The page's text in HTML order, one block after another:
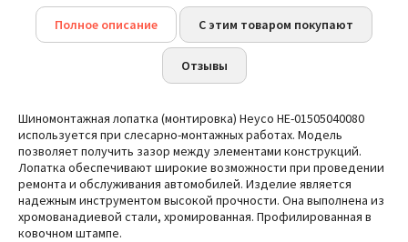
Полное описание С этим товаром покупают
Отзывы
Шиномонтажная лопатка (монтировка) Heyco HE-01505040080
используется при слесарно-монтажных работах. Модель
позволяет получить зазор между элементами конструкций.
Лопатка обеспечивают широкие возможности при проведении
ремонта и обслуживания автомобилей. Изделие является
надежным инструментом высокой прочности. Она выполнена из
хромованадиевой стали, хромированная. Профилированная в
ковочном штампе.